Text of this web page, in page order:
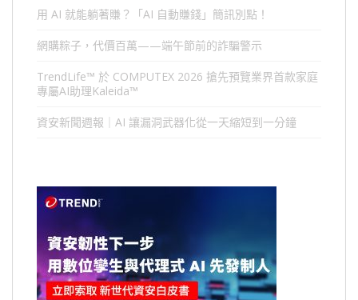
用 AI 就能躺著賺？「AI 自動賺錢」簡訊別點！
網購粽子，代價百萬——端午節前的詐騙警示
TrendLife™ 於 COMPUTEX 2026 搶先預覽業界首款家庭
專屬AI助理Kaleida™
資安新聞週報｜AI 讓漏洞武器化從一天縮短到一分鐘